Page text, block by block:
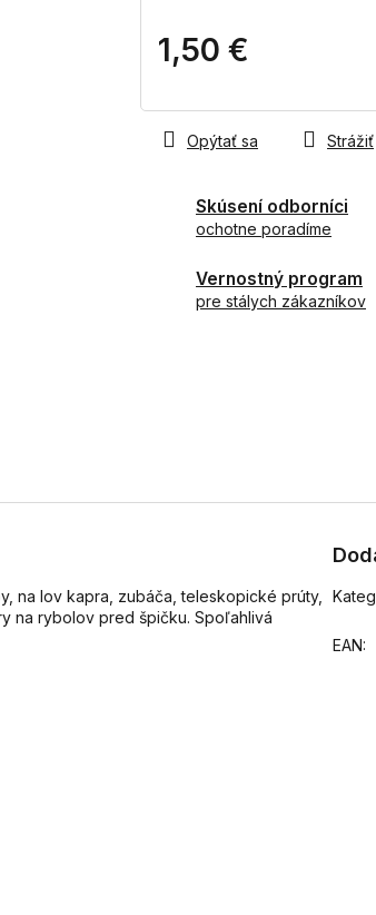
1,50 €
cena:
Skúsení odborníci
ochotne poradíme
Vernostný program
pre stálych zákazníkov
Opýtať sa Strážiť
na lov kapra, zubáča, teleskopické prúty,
na rybolov pred špičku. Spoľahlivá
EAN: